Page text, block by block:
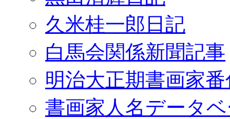
久米桂一郎日記
白馬会関係新聞記事
明治大正期書画家
書画家人名データ